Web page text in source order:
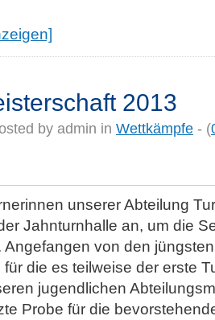
2013
by admin in Wettkämpfe - (
unserer Abteilung
Jahnturnhalle an, um die
Angefangen von den
die es teilweise der erste
jugendlichen
Probe für die